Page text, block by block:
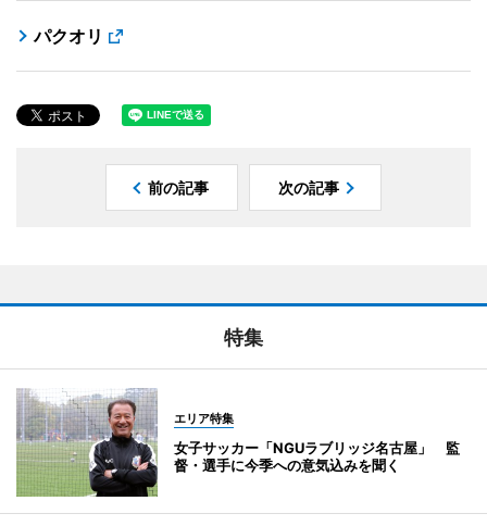
パクオリ
前の記事 次の記事
特集
エリア特集
女子サッカー「NGUラブリッジ名古屋」 監
督・選手に今季への意気込みを聞く